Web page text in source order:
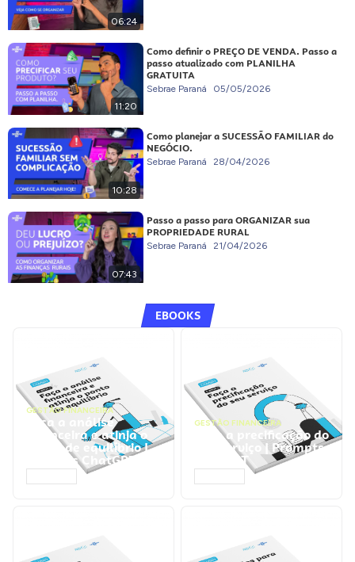
06:24
11:20
Como definir o PREÇO DE VENDA. Passo a
passo atualizado com PLANILHA
GRATUITA
Sebrae Paraná 05/05/2026
10:28
Como planejar a SUCESSÃO FAMILIAR do
NEGÓCIO.
Sebrae Paraná 28/04/2026
07:43
Passo a passo para ORGANIZAR sua
PROPRIEDADE RURAL
Sebrae Paraná 21/04/2026
EBOOKS
GESTÃO FINANCEIRA
Faça a análise
financeira e atinja o
ponto de equilíbrio |
Prompts ChatGPT
GESTÃO FINANCEIRA
Faça a precificação do
seu serviço | Prompts
ChatGPT